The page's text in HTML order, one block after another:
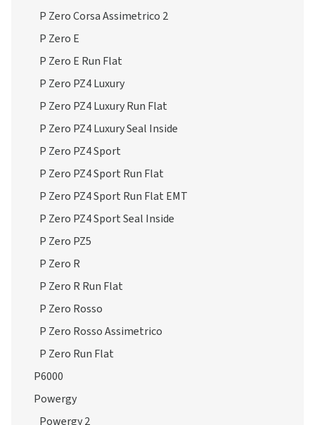
P Zero Corsa Assimetrico 2
P Zero E
P Zero E Run Flat
P Zero PZ4 Luxury
P Zero PZ4 Luxury Run Flat
P Zero PZ4 Luxury Seal Inside
P Zero PZ4 Sport
P Zero PZ4 Sport Run Flat
P Zero PZ4 Sport Run Flat EMT
P Zero PZ4 Sport Seal Inside
P Zero PZ5
P Zero R
P Zero R Run Flat
P Zero Rosso
P Zero Rosso Assimetrico
P Zero Run Flat
P6000
Powergy
Powergy 2